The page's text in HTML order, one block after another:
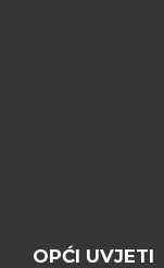
OPĆI UVJETI